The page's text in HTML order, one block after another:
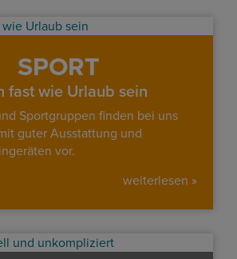
SPORT
fast wie Urlaub sein
Sportgruppen finden bei uns
guter Ausstattung und
vor.
weiterlesen »